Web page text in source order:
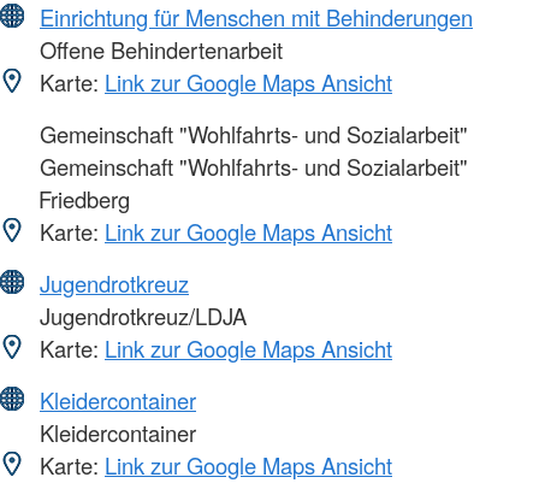
Einrichtung für Menschen mit Behinderungen
Offene Behindertenarbeit
Karte: Link zur Google Maps Ansicht
Gemeinschaft "Wohlfahrts- und Sozialarbeit"
Gemeinschaft "Wohlfahrts- und Sozialarbeit"
Friedberg
Karte: Link zur Google Maps Ansicht
Jugendrotkreuz
Jugendrotkreuz/LDJA
Karte: Link zur Google Maps Ansicht
Kleidercontainer
Kleidercontainer
Karte: Link zur Google Maps Ansicht